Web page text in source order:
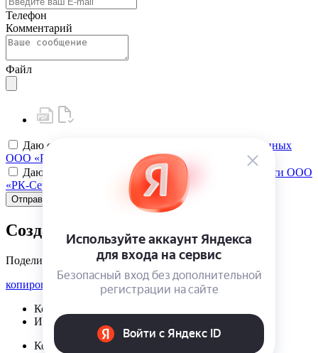
Телефон
Комментарий
Файл
Даю своё
согласие на обработку персональных данных
ООО «РК-Сервис»
Даю своё
согласие на политику конфиденциальности ООО
«РК-Сервис»
Отправить
Создать карту клиента
Поделиться
копировать ссылку
Корзина | {{ cart.items.value.length }}
Избранное | {{ initData.favoriteProducts.length }}
Корзина | {{ cart.items.value.length }}